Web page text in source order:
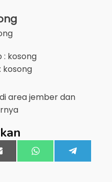
kosong
kosong
areajemberdan
Share
on
Email Share
on
WhatsApp
on